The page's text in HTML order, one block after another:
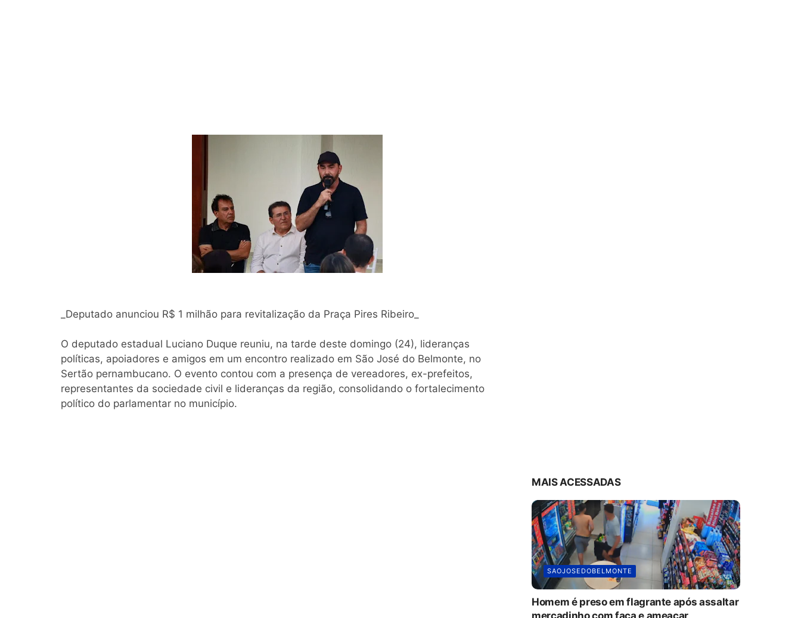
_Deputado anunciou R$ 1 milhão para revitalização da Praça Pires Ribeiro_
O deputado estadual Luciano Duque reuniu, na tarde deste domingo (24), lideranças
políticas, apoiadores e amigos em um encontro realizado em São José do Belmonte, no
Sertão pernambucano. O evento contou com a presença de vereadores, ex-prefeitos,
representantes da sociedade civil e lideranças da região, consolidando o fortalecimento
político do parlamentar no município.
MAIS ACESSADAS
SAOJOSEDOBELMONTE
Homem é preso em flagrante após assaltar
mercadinho com faca e ameaçar